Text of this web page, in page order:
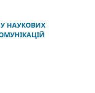
У НАУКОВИХ